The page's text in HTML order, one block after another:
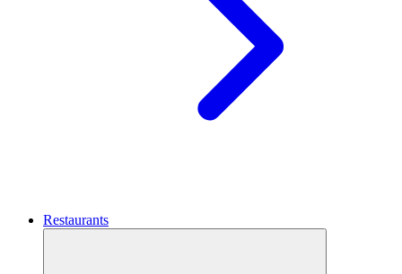
Restaurants